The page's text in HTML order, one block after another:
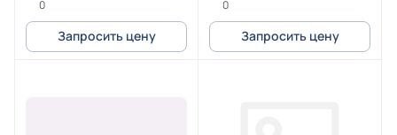
0
Запросить цену
0
Запросить цену